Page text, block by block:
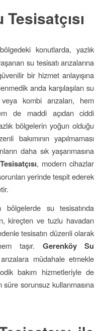
konutlarda, yazlık
su tesisatı arızalarına
bir hizmet anlayışına
anda karşılaşılan su
veya kombi arızaları, hem
de maddi açıdan ciddi
bölgelerin yoğun olduğu
bakımının yapılmaması
daha sık yaşanmasına
, modern cihazlar
yerinde tespit ederek
su tesisatında
kireçten ve tuzlu havadan
tesisatın düzenli olarak
taşır. Gerenköy Su
müdahale etmekle
bakım hizmetleriyle de
süre sorunsuz kullanmasına